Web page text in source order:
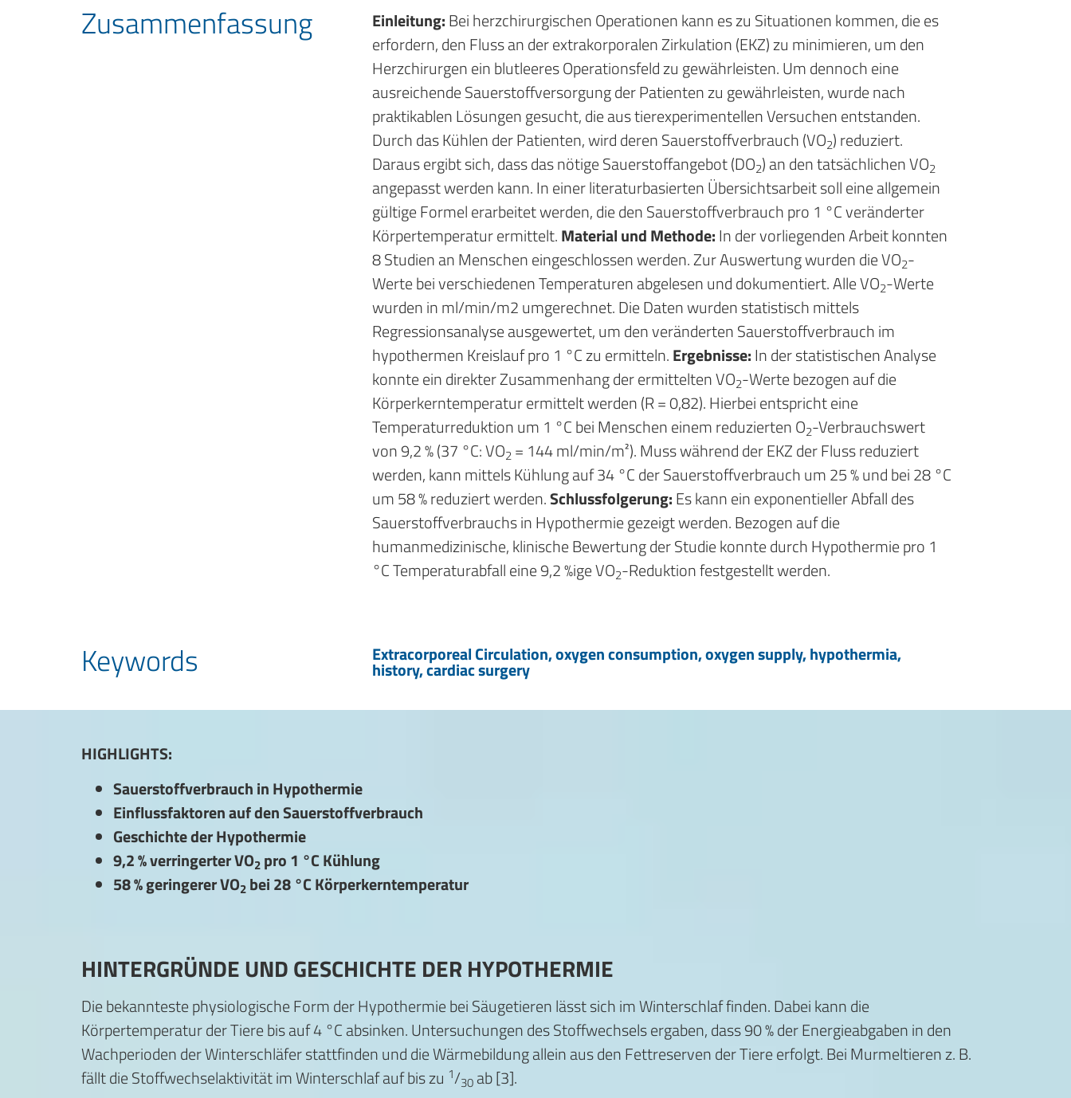
Zusammen­fassung Einleitung:Bei herzchirurgischen Operationen kann es zu Situationen kommen, die es
erfordern, den Fluss an der extrakorporalen Zirkulation (EKZ) zu minimieren, um den
Herzchirurgen ein blutleeres Operationsfeld zu gewährleisten. Um dennoch eine
ausreichende Sauerstoffversorgung der Patienten zu gewährleisten, wurde nach
praktikablen Lösungen gesucht, die aus tierexperimentellen Versuchen entstanden.
Durch das Kühlen der Patienten, wird deren Sauerstoffverbrauch (VO2) reduziert.
Daraus ergibt sich, dass das nötige Sauerstoffangebot (DO2) an den tatsächlichen VO2
angepasst werden kann. In einer literaturbasierten Übersichtsarbeit soll eine allgemein
gültige Formel erarbeitet werden, die den Sauerstoffverbrauch pro 1 °C veränderter
Körpertemperatur ermittelt.Material und Methode:In der vorliegenden Arbeit konnten
8 Studien an Menschen eingeschlossen werden. Zur Auswertung wurden die VO2-
Werte bei verschiedenen Temperaturen abgelesen und dokumentiert. Alle VO2-Werte
wurden in ml/min/m2 umgerechnet. Die Daten wurden statistisch mittels
Regressionsanalyse ausgewertet, um den veränderten Sauerstoffverbrauch im
hypothermen Kreislauf pro 1 °C zu ermitteln.Ergebnisse:In der statistischen Analyse
konnte ein direkter Zusammenhang der ermittelten VO2-Werte bezogen auf die
Körperkerntemperatur ermittelt werden (R = 0,82). Hierbei entspricht eine
Temperaturreduktion um 1 °C bei Menschen einem reduzierten O2-Verbrauchswert
von 9,2 % (37 °C: VO2 = 144 ml/min/m²). Muss während der EKZ der Fluss reduziert
werden, kann mittels Kühlung auf 34 °C der Sauerstoffverbrauch um 25 % und bei 28 °C
um 58 % reduziert werden.Schlussfolgerung:Es kann ein exponentieller Abfall des
Sauerstoffverbrauchs in Hypothermie gezeigt werden. Bezogen auf die
humanmedizinische, klinische Bewertung der Studie konnte durch Hypothermie pro 1
°C Temperaturabfall eine 9,2 %ige VO2-Reduktion festgestellt werden.
Keywords Extracorporeal Circulation, oxygen consumption, oxygen supply, hypothermia,
history, cardiac surgery
HIGHLIGHTS:
Sauerstoffverbrauch in Hypothermie
Einflussfaktoren auf den Sauerstoffverbrauch
Geschichte der Hypothermie
9,2 % verringerter VO2 pro 1 °C Kühlung
58 % geringerer VO2 bei 28 °C Körperkerntemperatur
HINTERGRÜNDE UND GESCHICHTE DER HYPOTHERMIE
Die bekannteste physiologische Form der Hypothermie bei Säugetieren lässt sich im Winterschlaf finden. Dabei kann die
Körpertemperatur der Tiere bis auf 4 °C absinken. Untersuchungen des Stoffwechsels ergaben, dass 90 % der Energieabgaben in den
Wachperioden der Winterschläfer stattfinden und die Wärmebildung allein aus den Fettreserven der Tiere erfolgt. Bei Murmeltieren z. B.
fällt die Stoffwechselaktivität im Winterschlaf auf bis zu 1/30 ab [3].